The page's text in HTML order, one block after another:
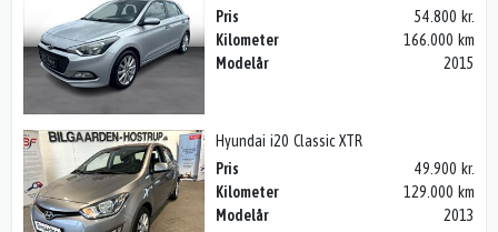
Pris
54.800 kr.
Kilometer
166.000 km
Modelår
2015
Hyundai i20 Classic XTR
Pris
49.900 kr.
Kilometer
129.000 km
Modelår
2013